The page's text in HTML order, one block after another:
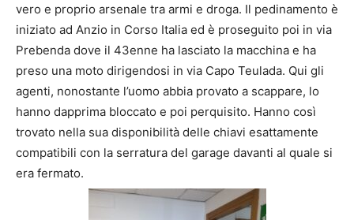
vero e proprio arsenale tra armi e droga. Il pedinamento è
iniziato ad Anzio in Corso Italia ed è proseguito poi in via
Prebenda dove il 43enne ha lasciato la macchina e ha
preso una moto dirigendosi in via Capo Teulada. Qui gli
agenti, nonostante l’uomo abbia provato a scappare, lo
hanno dapprima bloccato e poi perquisito. Hanno così
trovato nella sua disponibilità delle chiavi esattamente
compatibili con la serratura del garage davanti al quale si
era fermato.